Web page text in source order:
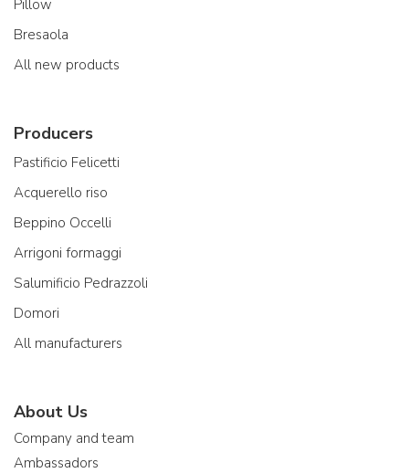
Pillow
Bresaola
All new products
Producers
Pastificio Felicetti
Acquerello riso
Beppino Occelli
Arrigoni formaggi
Salumificio Pedrazzoli
Domori
All manufacturers
About Us
Company and team
Ambassadors